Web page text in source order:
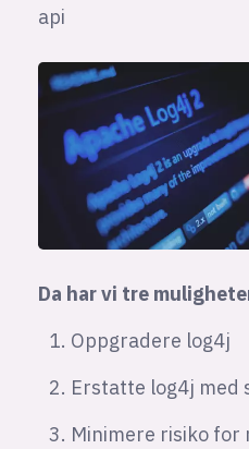
api
Da har vi tre
Oppgradere log4j
Erstatte log4j med
Minimere risiko for